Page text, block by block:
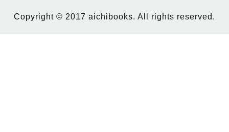
Copyright © 2017 aichibooks. All rights reserved.